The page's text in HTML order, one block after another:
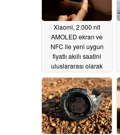
Xiaomi, 2.000 nit
AMOLED ekran ve
NFC ile yeni uygun
fiyatlı akıllı saatini
uluslararası olarak
piyasaya sürdü
05/05/2026